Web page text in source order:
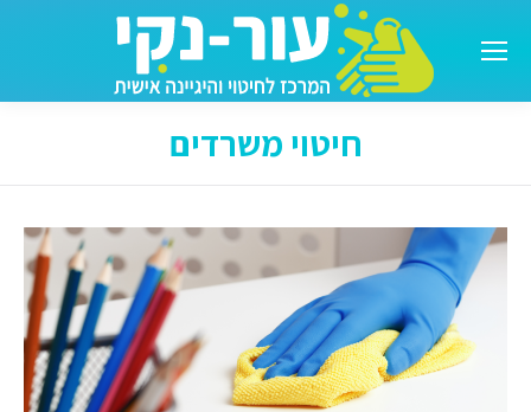
חיטוי משרדים